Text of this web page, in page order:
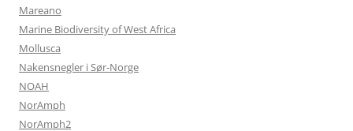
Mareano
Marine Biodiversity of West Africa
Mollusca
Nakensnegler i Sør-Norge
NOAH
NorAmph
NorAmph2